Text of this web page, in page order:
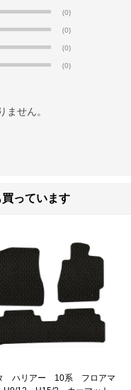
(0)
(0)
(0)
(0)
ません。
っています
ハリアー 10系 フロアマ